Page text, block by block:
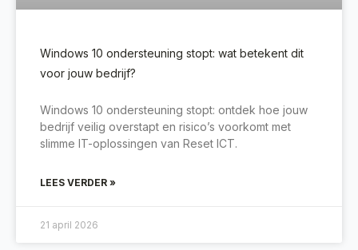
Windows 10 ondersteuning stopt: wat betekent dit
voor jouw bedrijf?
Windows 10 ondersteuning stopt: ontdek hoe jouw
bedrijf veilig overstapt en risico’s voorkomt met
slimme IT-oplossingen van Reset ICT.
LEES VERDER »
21 april 2026